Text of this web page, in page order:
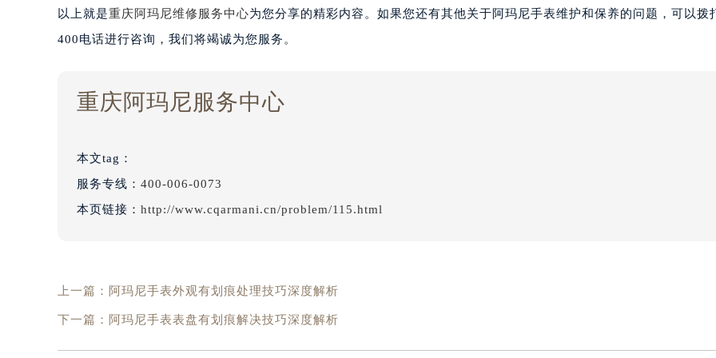
以上就是重庆阿玛尼维修服务中心为您分享的精彩内容。如果您还有其他关于阿玛尼手表维护和保养的问题，可以拨
400电话进行咨询，我们将竭诚为您服务。
重庆阿玛尼服务中心
本文tag：
服务专线： 400-006-0073
本页链接： http://www.cqarmani.cn/problem/115.html
上一篇： 阿玛尼手表外观有划痕处理技巧深度解析
下一篇： 阿玛尼手表表盘有划痕解决技巧深度解析